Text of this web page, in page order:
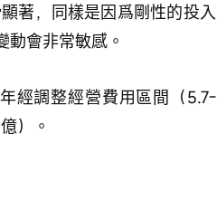
著，同樣是因爲剛性的投入
會非常敏感。
經調整經營費用區間（5.7-
）。